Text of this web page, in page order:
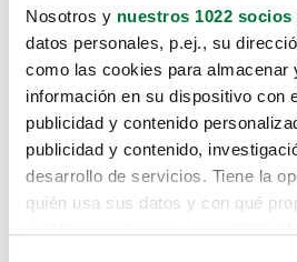
Nosotros y nuestros 1022 socios
datos personales, p.ej., su
como las cookies para almacenar
información en su dispositivo con
publicidad y contenido
publicidad y contenido,
desarrollo de servicios. Tiene la
quién usa sus datos y con qué
Lo sentimos, no
te hemos traido
Pero puedes encontrar el
buscando en alguno de estos